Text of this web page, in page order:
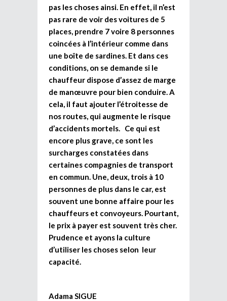
pas les choses ainsi. En effet, il n’est
pas rare de voir des voitures de 5
places, prendre 7 voire 8 personnes
coincées à l’intérieur comme dans
une boîte de sardines. Et dans ces
conditions, on se demande si le
chauffeur dispose d’assez de marge
de manœuvre pour bien conduire. A
cela, il faut ajouter l’étroitesse de
nos routes, qui augmente le risque
d’accidents mortels. Ce qui est
encore plus grave, ce sont les
surcharges constatées dans
certaines compagnies de transport
en commun. Une, deux, trois à 10
personnes de plus dans le car, est
souvent une bonne affaire pour les
chauffeurs et convoyeurs. Pourtant,
le prix à payer est souvent très cher.
Prudence et ayons la culture
d’utiliser les choses selon leur
capacité.
Adama SIGUE